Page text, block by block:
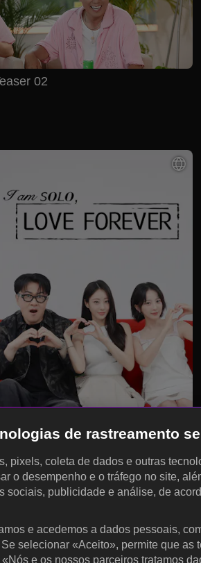
02
KOCOWA+
de rastreamento
pixels, coleta de dados e outras
o desempenho e o tráfego no site,
sociais, publicidade e análise, de
e acedemos a dados pessoais,
selecionar «Aceito», permite que as
e os nossos parceiros tratamos